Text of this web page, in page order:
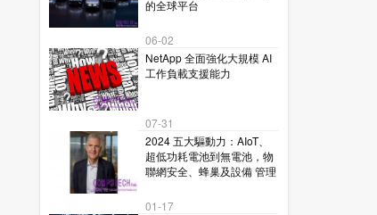
的全球平台
06-02
NetApp 全面強化大規模 AI
工作負載支援能力
07-31
2024 五大驅動力：AIoT、
超低功耗電池到無電池，物
聯網安全、蜂巢及設備 管理
01-17